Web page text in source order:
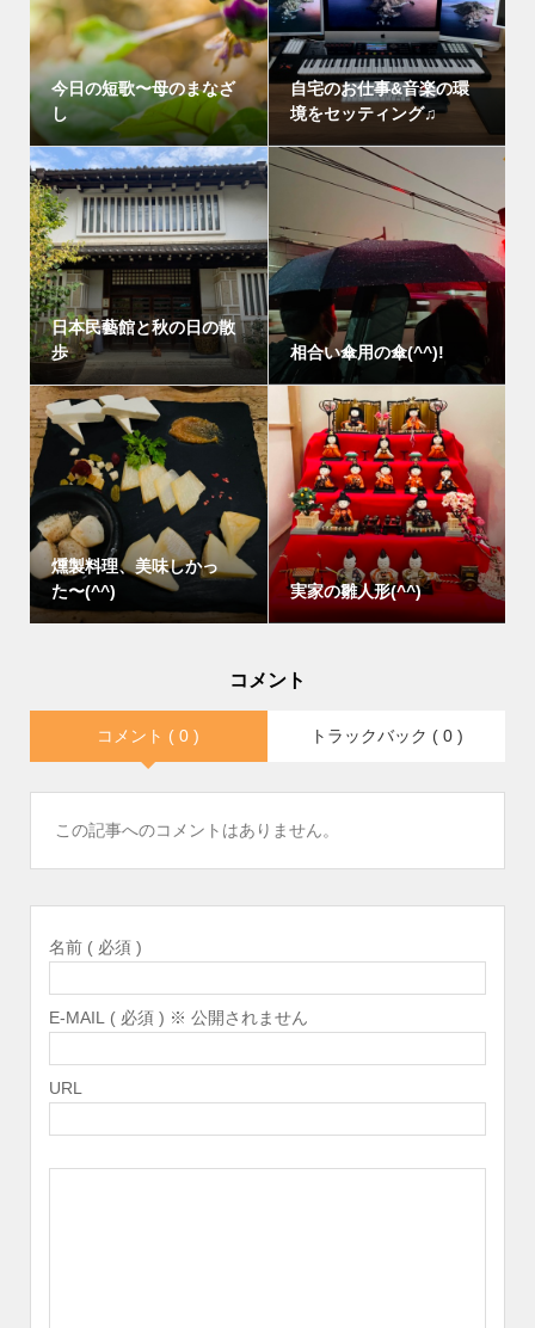
今日の短歌〜母のまなざ
し
自宅のお仕事&音楽の環
境をセッティング♫
日本民藝館と秋の日の散
歩
相合い傘用の傘(^^)!
燻製料理、美味しかっ
た〜(^^)
実家の雛人形(^^)
コメント
コメント ( 0 ) トラックバック ( 0 )
この記事へのコメントはありません。
名前 ( 必須 )
E-MAIL ( 必須 ) ※ 公開されません
URL